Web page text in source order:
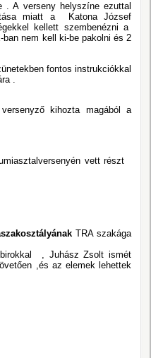
. A verseny helyszíne ezuttal
miatt a Katona József
kellett szembenézni a
nem kell ki-be pakolni és 2
fontos instrukciókkal
.
kihozta magából a
vett részt
TRA szakága
birokkal , Juhász Zsolt ismét
,és az elemek lehettek